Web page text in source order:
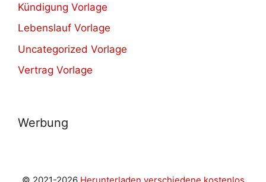
Kündigung Vorlage
Lebenslauf Vorlage
Uncategorized Vorlage
Vertrag Vorlage
Werbung